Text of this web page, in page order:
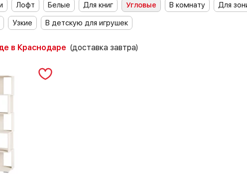
Лофт Белые Для книг Угловые В комнату Для
Узкие В детскую для игрушек
в Краснодаре (доставка завтра)